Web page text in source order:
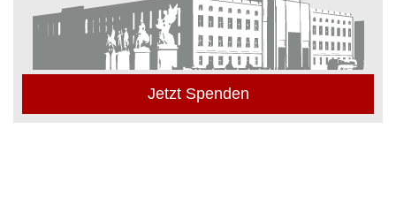
Jetzt Spenden